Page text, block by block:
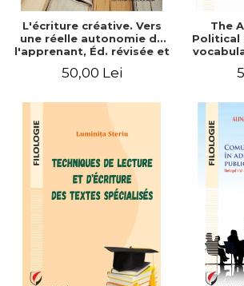
L'écriture créative. Vers
une réelle autonomie de
l'apprenant, Éd. révisée et
50,00 Lei
The
Political